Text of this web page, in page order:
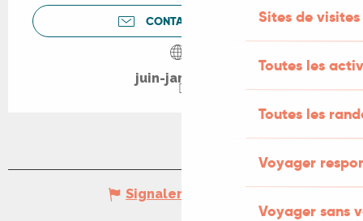
Sites de visites
Toutes les
Toutes les
Voyager
Voyager sans
CONTACTEZ-NOUS
juin-jardins.fr
Signaler une erreur